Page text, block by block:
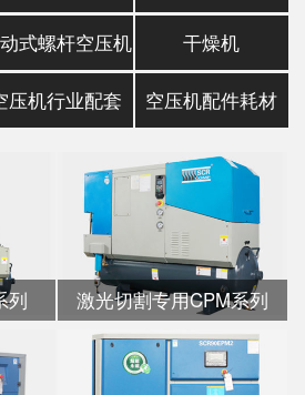
式螺杆空压机 干燥机
压机行业配套 空压机配件耗材
列 激光切割专用CPM系列